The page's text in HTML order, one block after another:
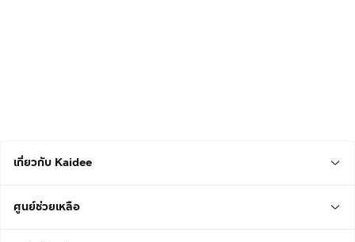
เกี่ยวกับ Kaidee
ศูนย์ช่วยเหลือ